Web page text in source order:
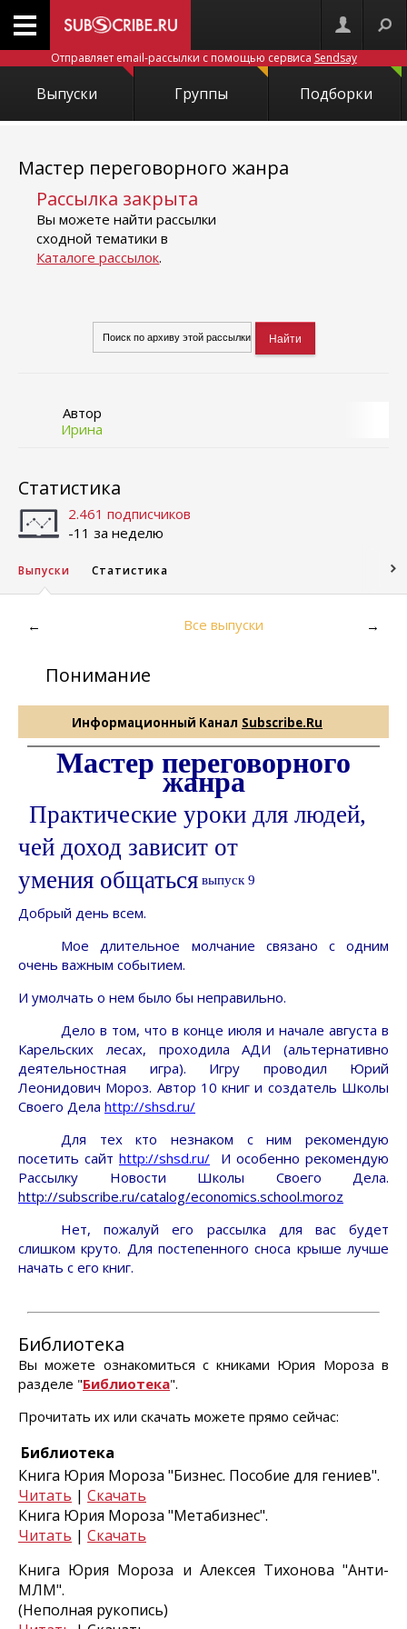
Отправляет email-рассылки с помощью сервиса Sendsay
Выпуски Группы Подборки
Мастер переговорного жанра
Рассылка закрыта
Вы можете найти рассылки
сходной тематики в
Каталоге рассылок.
Автор
Ирина
Статистика
2.461 подписчиков
-11 за неделю
Выпуски Статистика
← Все выпуски →
Понимание
Информационный Канал Subscribe.Ru
Мастер переговорного
жанра
Практические уроки для людей,
чей доход зависит от
умения общаться выпуск 9
Добрый день всем.
Мое длительное молчание связано с одним
очень важным событием.
И умолчать о нем было бы неправильно.
Дело в том, что в конце июля и начале августа в
Карельских лесах, проходила АДИ (альтернативно
деятельностная игра). Игру проводил Юрий
Леонидович Мороз. Автор 10 книг и создатель Школы
Своего Дела http://shsd.ru/
Для тех кто незнаком с ним рекомендую
посетить сайт http://shsd.ru/ И особенно рекомендую
Рассылку Новости Школы Своего Дела.
http://subscribe.ru/catalog/economics.school.moroz
Нет, пожалуй его рассылка для вас будет
слишком круто. Для постепенного сноса крыше лучше
начать с его книг.
Библиотека
Вы можете ознакомиться с книками Юрия Мороза в
разделе "Библиотека".
Прочитать их или скачать можете прямо сейчас:
Библиотека
Книга Юрия Мороза "Бизнес. Пособие для гениев".
Читать | Скачать
Книга Юрия Мороза "Метабизнес".
Читать | Скачать
Книга Юрия Мороза и Алексея Тихонова "Анти-
МЛМ".
(Неполная рукопись)